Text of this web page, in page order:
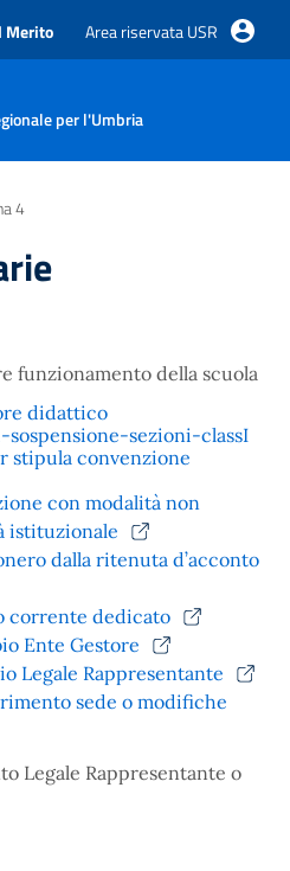
Merito Area riservata USR
per l'Umbria
4
funzionamento della scuola
didattico
sezioni-classI
stipula convenzione
con modalità non
istituzionale
dalla ritenuta d’acconto
corrente dedicato
Ente Gestore
Legale Rappresentante
sede o modifiche
Legale Rappresentante o